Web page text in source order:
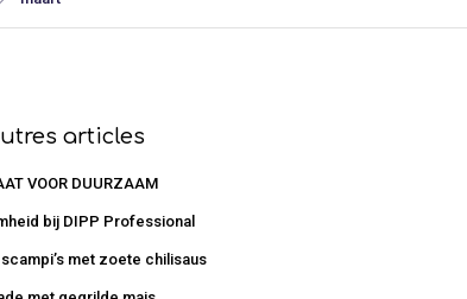
articles
VOOR DUURZAAM
bij DIPP Professional
met zoete chilisaus